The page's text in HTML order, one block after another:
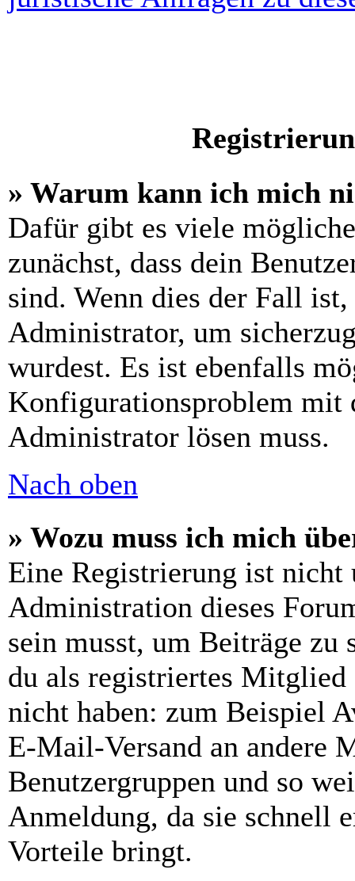
» Warum kann ich mich
Dafür gibt es viele
zunächst, dass dein
sind. Wenn dies der Fall
Administrator, um
wurdest. Es ist ebenfalls
Konfigurationsproblem mit
Administrator lösen muss.
Nach oben
» Wozu muss ich mich
Eine Registrierung ist
Administration dieses
sein musst, um Beiträge
du als registriertes Mitglied
nicht haben: zum Beispiel
E-Mail-Versand an andere
Benutzergruppen und so
Anmeldung, da sie schnell
Vorteile bringt.